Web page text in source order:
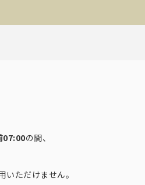
ら全ての折りたたみ傘をご覧頂けま
07:00の間、
ただけません。